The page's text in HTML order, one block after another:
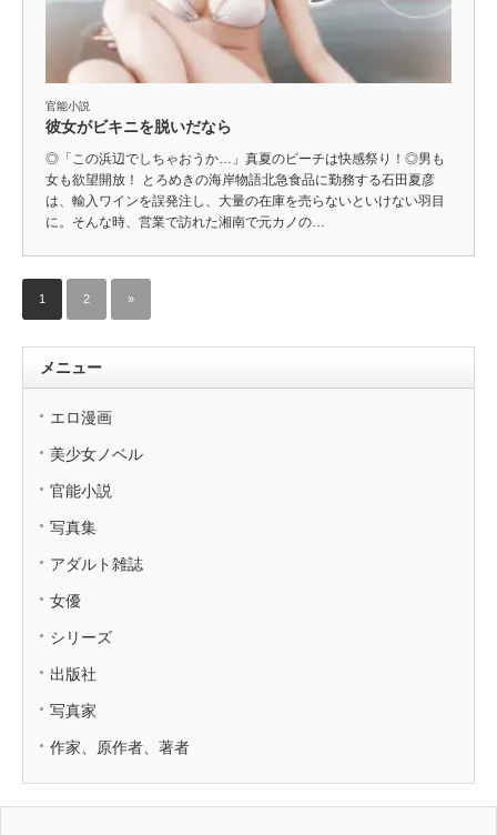
官能小説
彼女がビキニを脱いだなら
◎「この浜辺でしちゃおうか…」真夏のビーチは快感祭り！◎男も
女も欲望開放！ とろめきの海岸物語北急食品に勤務する石田夏彦
は、輸入ワインを誤発注し、大量の在庫を売らないといけない羽目
に。そんな時、営業で訪れた湘南で元カノの…
1 2 »
メニュー
エロ漫画
美少女ノベル
官能小説
写真集
アダルト雑誌
女優
シリーズ
出版社
写真家
作家、原作者、著者